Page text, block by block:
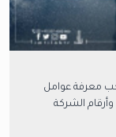
معرفة عوامل
الشركة